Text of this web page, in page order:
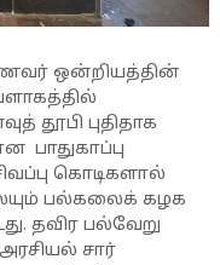
ஒன்றியத்தின்
தூபி புதிதாக
பாதுகாப்பு
கொடிகளால்
பல்கலைக் கழக
தவிர பல்வேறு
சார்